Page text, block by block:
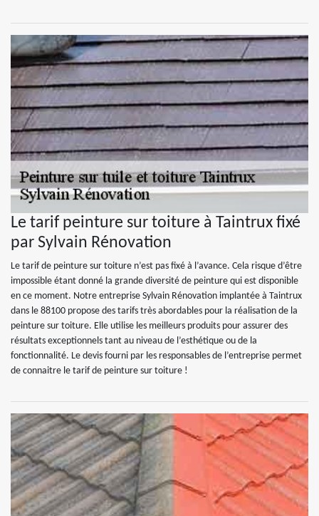
Le tarif peinture sur toiture à Taintrux fixé
par Sylvain Rénovation
Le tarif de peinture sur toiture n’est pas fixé à l’avance. Cela risque d’être
impossible étant donné la grande diversité de peinture qui est disponible
en ce moment. Notre entreprise Sylvain Rénovation implantée à Taintrux
dans le 88100 propose des tarifs très abordables pour la réalisation de la
peinture sur toiture. Elle utilise les meilleurs produits pour assurer des
résultats exceptionnels tant au niveau de l’esthétique ou de la
fonctionnalité. Le devis fourni par les responsables de l’entreprise permet
de connaitre le tarif de peinture sur toiture !